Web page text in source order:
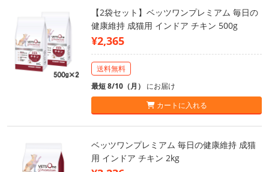
【2袋セット】ベッツワンプレミアム 毎日の
健康維持 成猫用 インドア チキン 500g
¥2,365
送料無料
最短 8/10（月） にお届け
カートに入れる
ベッツワンプレミアム 毎日の健康維持 成猫
用 インドア チキン 2kg